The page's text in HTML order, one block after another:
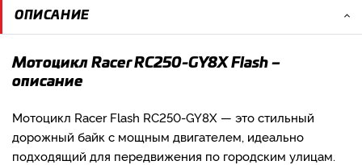
ОПИСАНИЕ
Мотоцикл Racer RC250-GY8X Flash –
описание
Мотоцикл Racer Flash RC250-GY8X — это стильный
дорожный байк с мощным двигателем, идеально
подходящий для передвижения по городским улицам.